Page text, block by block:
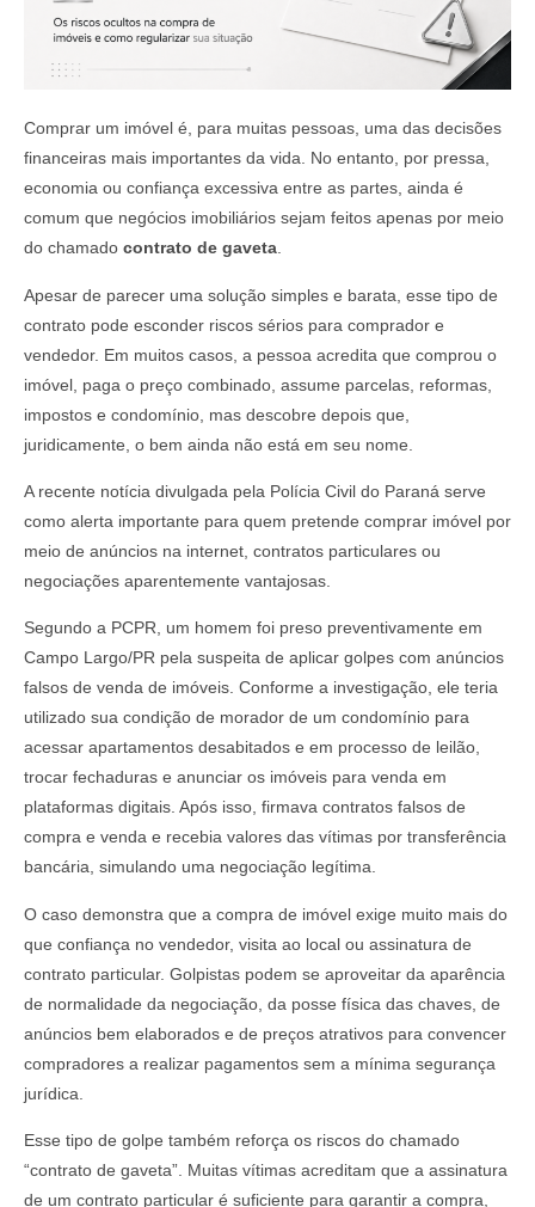
Comprar um imóvel é, para muitas pessoas, uma das decisões
financeiras mais importantes da vida. No entanto, por pressa,
economia ou confiança excessiva entre as partes, ainda é
comum que negócios imobiliários sejam feitos apenas por meio
do chamado contrato de gaveta
Apesar de parecer uma solução simples e barata, esse tipo de
contrato pode esconder riscos sérios para comprador e
vendedor. Em muitos casos, a pessoa acredita que comprou o
imóvel, paga o preço combinado, assume parcelas, reformas,
impostos e condomínio, mas descobre depois que,
juridicamente, o bem ainda não está em seu nome.
A recente notícia divulgada pela Polícia Civil do Paraná serve
como alerta importante para quem pretende comprar imóvel por
meio de anúncios na internet, contratos particulares ou
negociações aparentemente vantajosas.
Segundo a PCPR, um homem foi preso preventivamente em
Campo Largo/PR pela suspeita de aplicar golpes com anúncios
falsos de venda de imóveis. Conforme a investigação, ele teria
utilizado sua condição de morador de um condomínio para
acessar apartamentos desabitados e em processo de leilão,
trocar fechaduras e anunciar os imóveis para venda em
plataformas digitais. Após isso, firmava contratos falsos de
compra e venda e recebia valores das vítimas por transferência
bancária, simulando uma negociação legítima.
O caso demonstra que a compra de imóvel exige muito mais do
que confiança no vendedor, visita ao local ou assinatura de
contrato particular. Golpistas podem se aproveitar da aparência
de normalidade da negociação, da posse física das chaves, de
anúncios bem elaborados e de preços atrativos para convencer
compradores a realizar pagamentos sem a mínima segurança
jurídica.
Esse tipo de golpe também reforça os riscos do chamado
“contrato de gaveta”. Muitas vítimas acreditam que a assinatura
de um contrato particular é suficiente para garantir a compra,